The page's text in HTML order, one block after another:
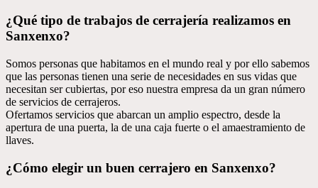
¿Qué tipo de trabajos de cerrajería realizamos en
Sanxenxo?
Somos personas que habitamos en el mundo real y por ello sabemos
que las personas tienen una serie de necesidades en sus vidas que
necesitan ser cubiertas, por eso nuestra empresa da un gran número
de servicios de cerrajeros.
Ofertamos servicios que abarcan un amplio espectro, desde la
apertura de una puerta, la de una caja fuerte o el amaestramiento de
llaves.
¿Cómo elegir un buen cerrajero en Sanxenxo?